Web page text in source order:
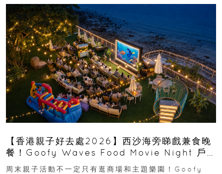
【香港親子好去處2026】西沙海旁睇戲兼食晚
餐！Goofy Waves Food Movie Night 戶
外影院逢週末登場
周末親子活動不一定只有逛商場和主題樂園！Goofy